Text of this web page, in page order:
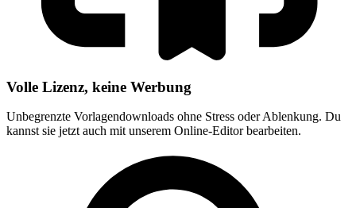
Volle Lizenz, keine Werbung
Unbegrenzte Vorlagendownloads ohne Stress oder Ablenkung. Du
kannst sie jetzt auch mit unserem Online-Editor bearbeiten.